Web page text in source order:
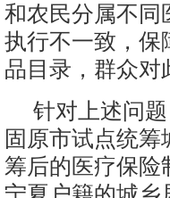
和农民分属不同
执行不一致，保
品目录，群众对
针对上述问
固原市试点统
筹后的医疗保险